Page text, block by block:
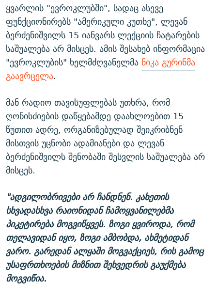
ყვარლის "ევროკლუბში", სადაც ასევე
ფუნქციონირებს "ამერიკული კუთხე", ლევან
ბერძენიშვილს 15 იანვარს ლექციის ჩატარების
საშუალება არ მისცეს. ამის შესახებ ინფორმაცია
"ევროკლუბის" ხელმძღვანელმა ნიკა გურინმა
გაავრცელა.
მან რადიო თავისუფლებას უთხრა, რომ
ღონისძიების დაწყებამდე დაახლოებით 15
წუთით ადრე, ორგანიზებულად შეიკრიბნენ
მისთვის უცნობი ადამიანები და ლევან
ბერძენიშვილს შენობაში შესვლის საშუალება არ
მისცეს.
"ადგილობრივები არ ჩანდნენ. კახეთის
სხვადასხვა რაიონიდან ჩამოყვანილებმა
პიკეტირება მოგვიწყვეს. ზოგი ყვიროდა, რომ
თელავიდან იყო, ზოგი ამბობდა, ახმეტიდან
ვარო. გარედან ალყაში მოგვაქციეს, რის გამოც
უსაფრთხოების მიზნით შეხვედრის გაუქმება
მოგვიწია.